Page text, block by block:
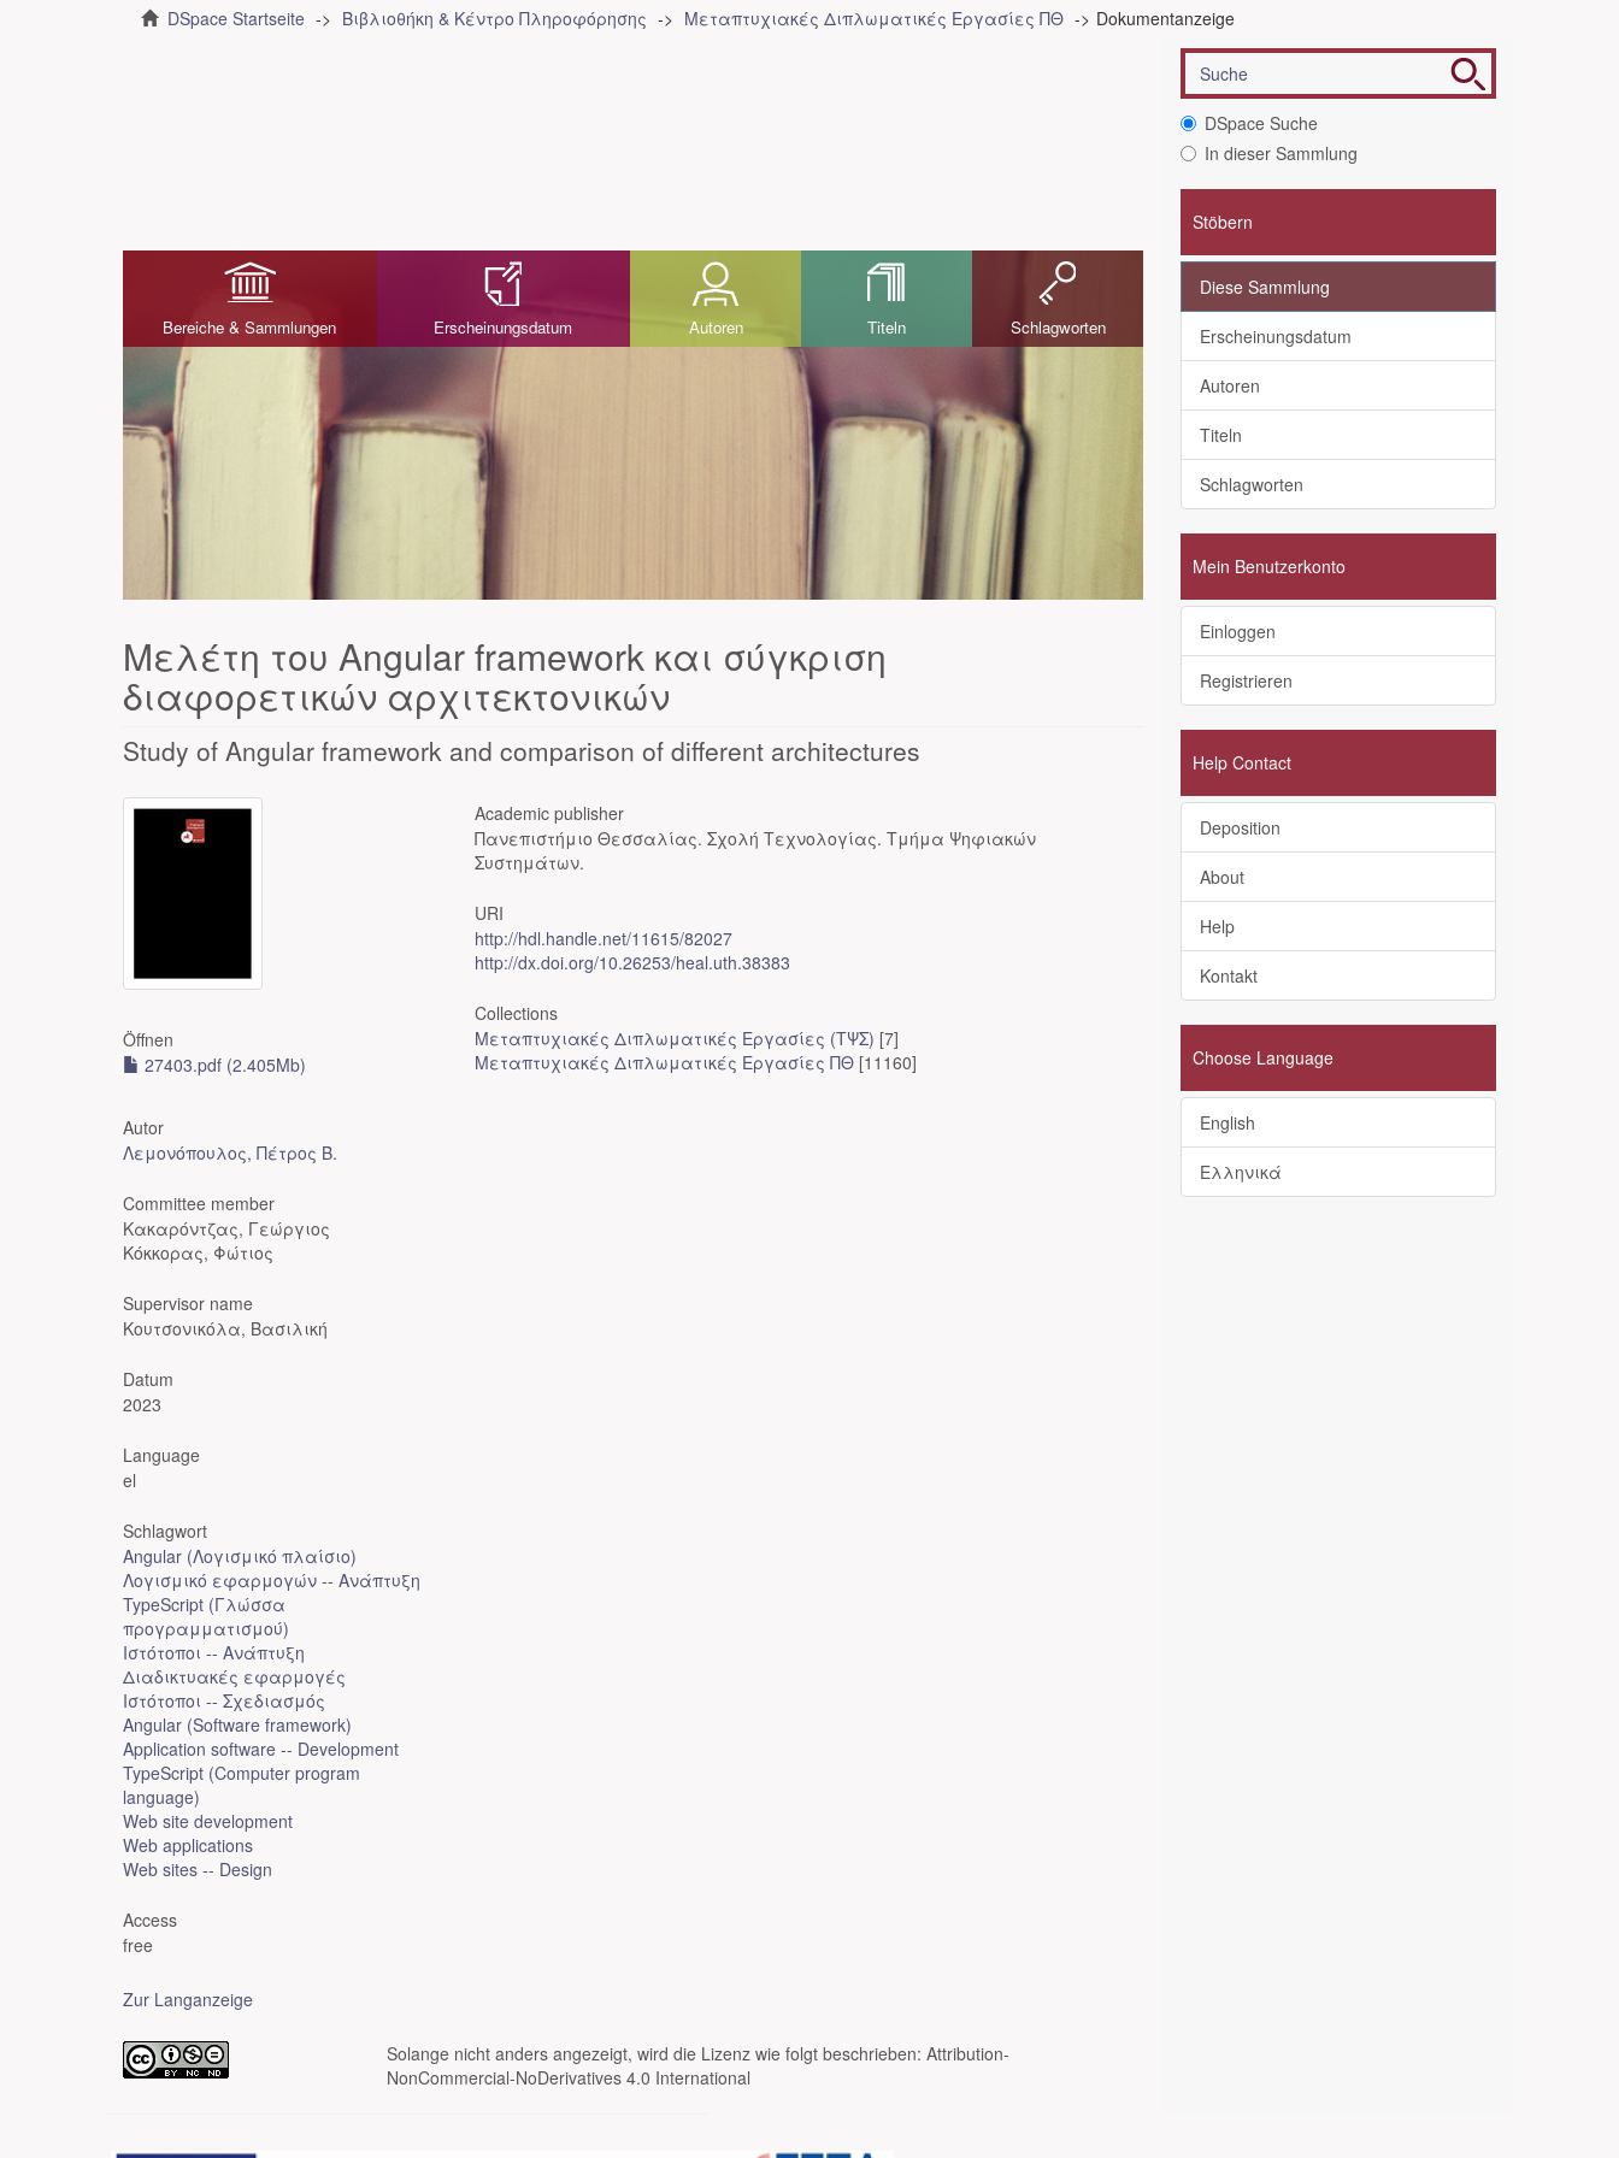
DSpace Startseite Βιβλιοθήκη & Κέντρο Πληροφόρησης Μεταπτυχιακές Διπλωματικές Εργασίες ΠΘ Dokumentanzeige
Bereiche & Sammlungen Erscheinungsdatum Autoren Titeln Schlagworten
Μελέτη του Angular framework και σύγκριση
διαφορετικών αρχιτεκτονικών
Study of Angular framework and comparison of different architectures
Öffnen
27403.pdf (2.405Mb)
Autor
Λεμονόπουλος, Πέτρος Β.
Committee member
Κακαρόντζας, Γεώργιος
Κόκκορας, Φώτιος
Supervisor name
Κουτσονικόλα, Βασιλική
Datum
2023
Language
el
Schlagwort
Angular (Λογισμικό πλαίσιο)
Λογισμικό εφαρμογών -- Ανάπτυξη
TypeScript (Γλώσσα
προγραμματισμού)
Ιστότοποι -- Ανάπτυξη
Διαδικτυακές εφαρμογές
Ιστότοποι -- Σχεδιασμός
Angular (Software framework)
Application software -- Development
TypeScript (Computer program
language)
Web site development
Web applications
Web sites -- Design
Access
free
Zur Langanzeige
Academic publisher
Πανεπιστήμιο Θεσσαλίας. Σχολή Τεχνολογίας. Τμήμα Ψηφιακών
Συστημάτων.
URI
http://hdl.handle.net/11615/82027
http://dx.doi.org/10.26253/heal.uth.38383
Collections
Μεταπτυχιακές Διπλωματικές Εργασίες (ΤΨΣ) [7]
Μεταπτυχιακές Διπλωματικές Εργασίες ΠΘ [11160]
Solange nicht anders angezeigt, wird die Lizenz wie folgt beschrieben: Attribution-
NonCommercial-NoDerivatives 4.0 International
DSpace Suche
In dieser Sammlung
Stöbern
Diese Sammlung
Erscheinungsdatum
Autoren
Titeln
Schlagworten
Mein Benutzerkonto
Einloggen
Registrieren
Help Contact
Deposition
About
Help
Kontakt
Choose Language
English
Ελληνικά